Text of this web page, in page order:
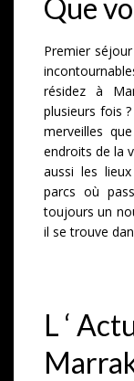
Que
Premier
résidez à
plusieurs fois
merveilles
endroits de la
aussi les
parcs où
toujours un
il se trouve
L ‘